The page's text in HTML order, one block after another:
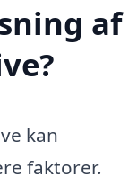
af
kan
faktorer.